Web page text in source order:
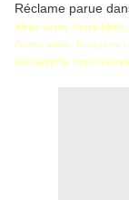
Réclame parue
Alfred Vosrie, Vosrie
Février Vosrie, Marguerite
bibliographie. http://